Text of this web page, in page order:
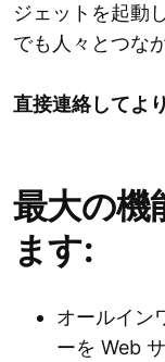
ジェットを起動
でも人々とつな
直接連絡してよ
最大の機
ます:
オールイン
ーを Web